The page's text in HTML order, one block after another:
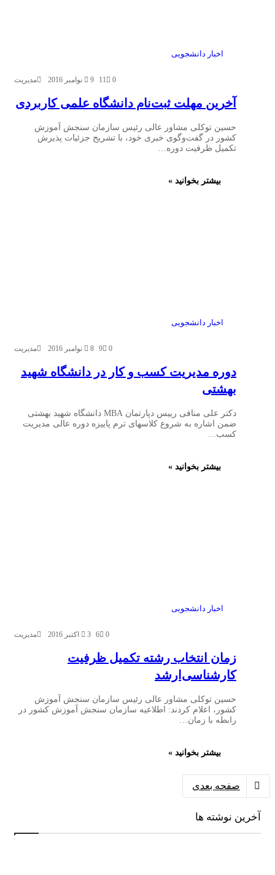
اخبار دانشجویی
مدیریت 9 نوامبر 2016 0
11
آخرین مهلت ثبت‌نام دانشگاه علمی کاربردی
حسین توکلی مشاور عالی رئیس سازمان سنجش آموزش
کشور در گفت‌وگوی خبری خود، با تشریح جزئیات پذیرش
تکمیل ظرفیت دوره…
بیشتر بخوانید »
اخبار دانشجویی
مدیریت 8 نوامبر 2016 0
9
دوره مدیریت کسب و کار در دانشگاه شهید
بهشتی
دکتر علی منافی رییس دپارتمان MBA دانشگاه شهید بهشتی
ضمن اشاره به شروع کلاسهای ترم پاییزه دوره عالی مدیریت
کسب…
بیشتر بخوانید »
اخبار دانشجویی
مدیریت 3 اکتبر 2016 0
6
زمان انتخاب رشته تکمیل ظرفیت
کارشناسی‌ارشد
حسین توکلی مشاور عالی رئیس سازمان سنجش آموزش
کشور، اعلام کردند: اطلاعیه ‌سازمان‌ سنجش‌ آموزش‌ کشور در
رابطه‌ با زمان…
بیشتر بخوانید »
صفحه بعدی
آخرین نوشته ها